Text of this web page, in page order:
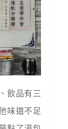
飲品有三
味道不足